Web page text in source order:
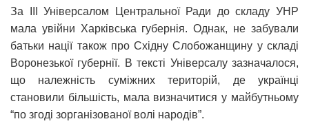
За ІІІ Універсалом Центральної Ради до складу УНР
мала увійни Харківська губернія. Однак, не забували
батьки нації також про Східну Слобожанщину у складі
Воронезької губернії. В тексті Універсалу зазначалося,
що належність суміжних територій, де українці
становили більшість, мала визначитися у майбутньому
“по згоді зорганізованої волі народів”.